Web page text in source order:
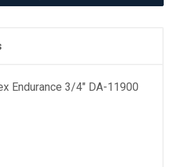
Endurance 3/4" DA-11900